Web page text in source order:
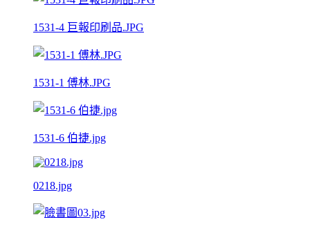
1531-4 巨報印刷品.JPG
1531-1 傅林.JPG
1531-6 伯捷.jpg
0218.jpg